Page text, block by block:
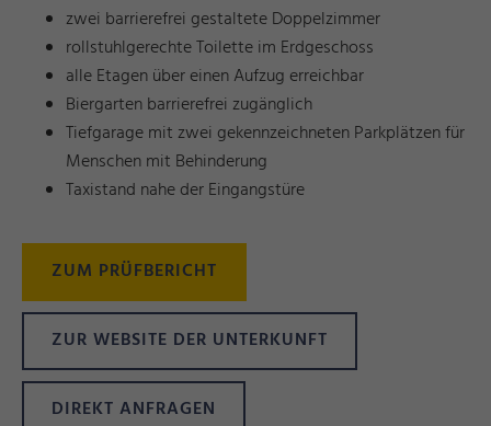
zwei barrierefrei gestaltete Doppelzimmer
rollstuhlgerechte Toilette im Erdgeschoss
alle Etagen über einen Aufzug erreichbar
Biergarten barrierefrei zugänglich
Tiefgarage mit zwei gekennzeichneten Parkplätzen für
Menschen mit Behinderung
Taxistand nahe der Eingangstüre
ZUM PRÜFBERICHT
ZUR WEBSITE DER UNTERKUNFT
DIREKT ANFRAGEN